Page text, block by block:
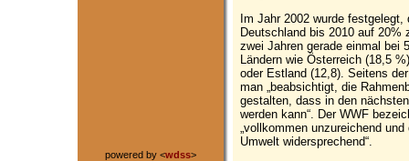
powered by <wdss>
Im Jahr 2002 wurde
Deutschland bis 2010 auf 20%
zwei Jahren gerade einmal bei
Ländern wie Österreich (18,5
oder Estland (12,8). Seitens
man „beabsichtigt, die
gestalten, dass in den
werden kann“. Der WWF
„vollkommen unzureichend
Umwelt widersprechend“.